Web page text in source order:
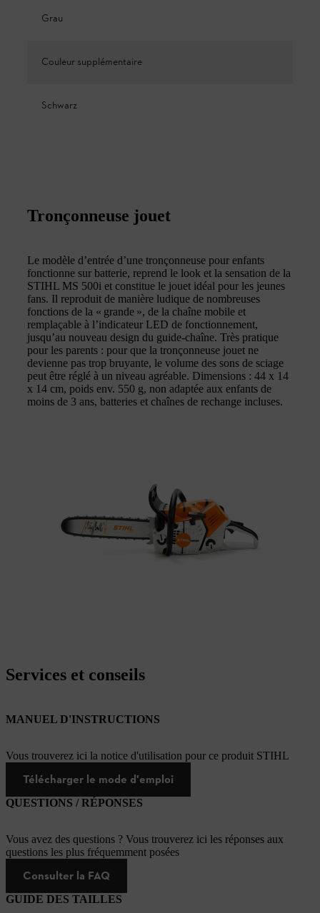
Grau
Couleur supplémentaire
Schwarz
Tronçonneuse jouet
Le modèle d’entrée d’une tronçonneuse pour enfants
fonctionne sur batterie, reprend le look et la sensation de la
STIHL MS 500i et constitue le jouet idéal pour les jeunes
fans. Il reproduit de manière ludique de nombreuses
fonctions de la « grande », de la chaîne mobile et
remplaçable à l’indicateur LED de fonctionnement,
jusqu’au nouveau design du guide-chaîne. Très pratique
pour les parents : pour que la tronçonneuse jouet ne
devienne pas trop bruyante, le volume des sons de sciage
peut être réglé à un niveau agréable. Dimensions : 44 x 14
x 14 cm, poids env. 550 g, non adaptée aux enfants de
moins de 3 ans, batteries et chaînes de rechange incluses.
Services et conseils
MANUEL D'INSTRUCTIONS
Vous trouverez ici la notice d'utilisation pour ce produit STIHL
Télécharger le mode d'emploi
QUESTIONS / RÉPONSES
Vous avez des questions ? Vous trouverez ici les réponses aux
questions les plus fréquemment posées
Consulter la FAQ
GUIDE DES TAILLES